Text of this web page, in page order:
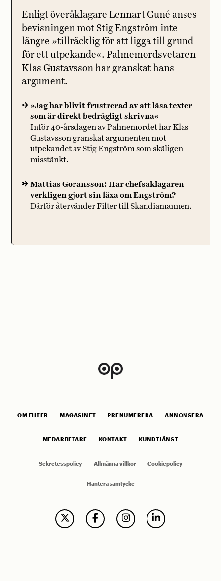
Enligt överåklagare Lennart Guné anses
bevisningen mot Stig Engström inte
längre »tillräcklig för att ligga till grund
för ett utpekande«. Palmemordsvetaren
Klas Gustavsson har granskat hans
argument.
»Jag har blivit frustrerad av att läsa texter
som är direkt bedrägligt skrivna«
Inför 40-årsdagen av Palmemordet har Klas
Gustavsson granskat argumenten mot
utpekandet av Stig Engström som skäligen
misstänkt.
Mattias Göransson: Har chefsåklagaren
verkligen gjort sin läxa om Engström?
Därför återvänder Filter till Skandiamannen.
OM FILTER MAGASINET PRENUMERERA ANNONSERA
MEDARBETARE KONTAKT KUNDTJÄNST
Sekretesspolicy Allmänna villkor Cookiepolicy
Hantera samtycke